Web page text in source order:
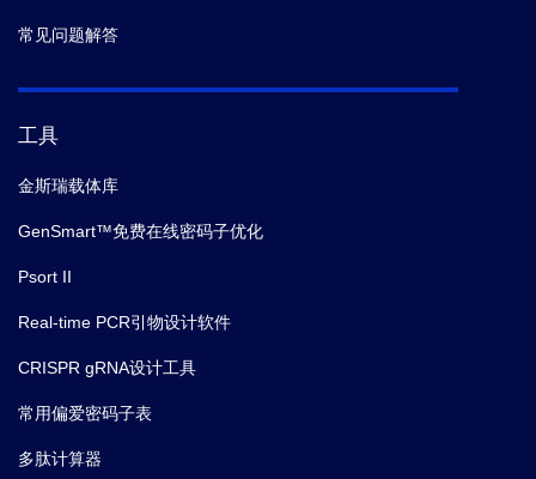
常见问题解答
工具
金斯瑞载体库
GenSmart™免费在线密码子优化
Psort II
Real-time PCR引物设计软件
CRISPR gRNA设计工具
常用偏爱密码子表
多肽计算器